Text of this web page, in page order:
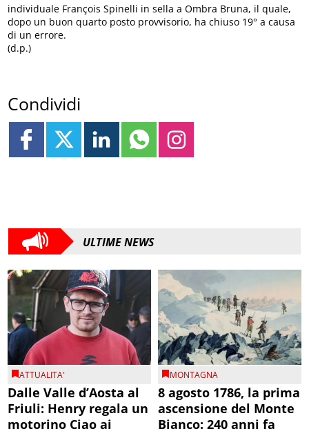
individuale François Spinelli in sella a Ombra Bruna, il quale,
dopo un buon quarto posto provvisorio, ha chiuso 19° a causa
di un errore.
(d.p.)
Condividi
ULTIME NEWS
ATTUALITA'
Dalle Valle d’Aosta al
Friuli: Henry regala un
motorino Ciao ai
MONTAGNA
8 agosto 1786, la prima
ascensione del Monte
Bianco: 240 anni fa